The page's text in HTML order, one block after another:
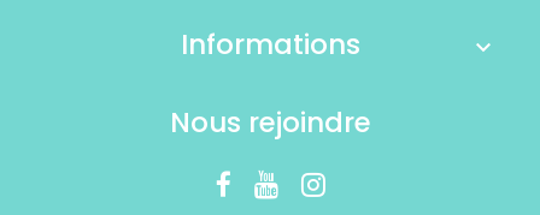
Informations
Nous rejoindre